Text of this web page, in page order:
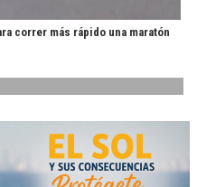
correr más rápido una maratón